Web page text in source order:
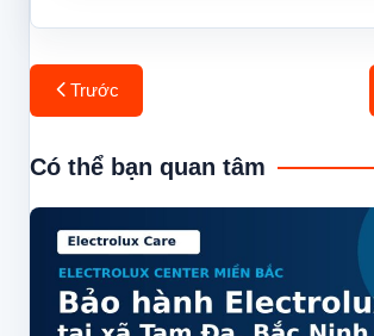
Điều
hướng
bài
Trước
Có thể bạn quan tâm